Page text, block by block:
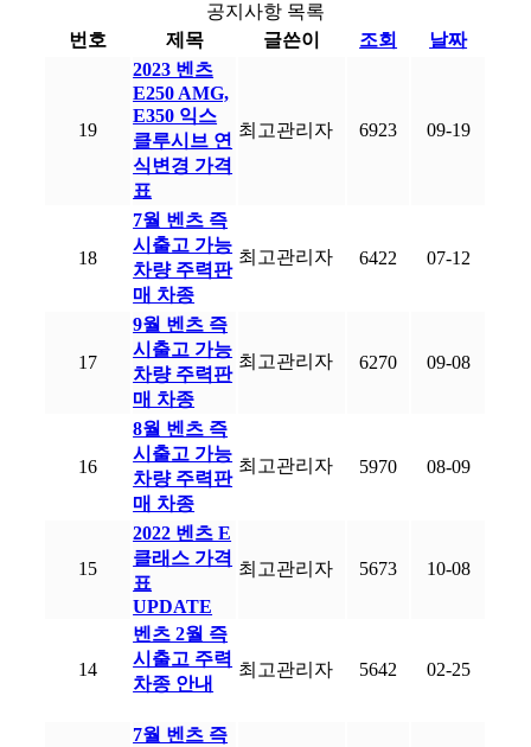
공지사항 목록
번호
제목 글쓴이 조회 날짜
19
2023 벤츠
E250 AMG,
E350 익스
클루시브 연
식변경 가격
표
최고관리자 6923 09-19
18
7월 벤츠 즉
시출고 가능
차량 주력판
매 차종
최고관리자 6422 07-12
17
9월 벤츠 즉
시출고 가능
차량 주력판
매 차종
최고관리자 6270 09-08
16
8월 벤츠 즉
시출고 가능
차량 주력판
매 차종
최고관리자 5970 08-09
15
2022 벤츠 E
클래스 가격
표
UPDATE
최고관리자 5673 10-08
14
벤츠 2월 즉
시출고 주력
차종 안내
최고관리자 5642 02-25
7월 벤츠 즉